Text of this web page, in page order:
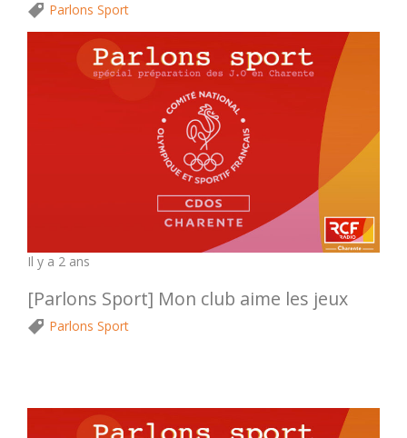
Parlons Sport
Il y a 2 ans
[Parlons Sport] Mon club aime les jeux
Parlons Sport